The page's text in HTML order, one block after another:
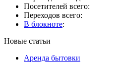
Посетителей всего:
Переходов всего:
В блокноте:
Новые статьи
Аренда бытовки